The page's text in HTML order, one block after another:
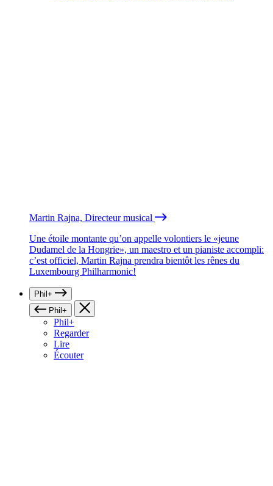
Martin Rajna, Directeur musical
Une étoile montante qu’on appelle volontiers le «jeune
Dudamel de la Hongrie», un maestro et un pianiste accompli:
c’est officiel, Martin Rajna prendra bientôt les rênes du
Luxembourg Philharmonic!
Phil+
Phil+
Phil+
Regarder
Lire
Écouter